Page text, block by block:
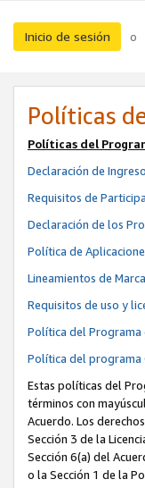
Inicio de sesión o
Políticas
Políticas del
Declaración de
Requisitos de
Declaración de los
Política de
Lineamientos de
Requisitos de uso y
Política del Programa
Política del programa
Estas políticas del
términos con
Acuerdo. Los
Sección 3 de la
Sección 6(a) del
o la Sección 1 de la